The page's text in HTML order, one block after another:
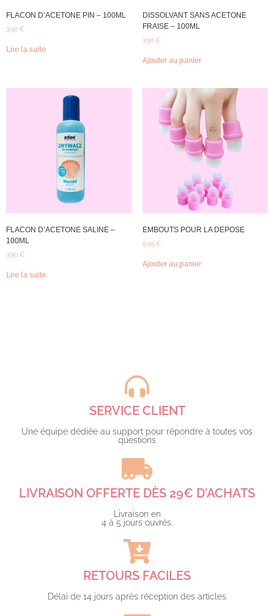
FLACON D’ACETONE PIN – 100ML
3,90 €
Lire la suite
DISSOLVANT SANS ACETONE
FRAISE – 100ML
3,90 €
Ajouter au panier
FLACON D’ACETONE SALINE –
100ML
3,90 €
Lire la suite
EMBOUTS POUR LA DEPOSE
9,95 €
Ajouter au panier
SERVICE CLIENT
Une équipe dédiée au support pour répondre à toutes vos
questions​
LIVRAISON OFFERTE DÈS 29€ D'ACHATS​
Livraison en
4 à 5 jours ouvrés.​
RETOURS FACILES
Délai de 14 jours après réception des articles